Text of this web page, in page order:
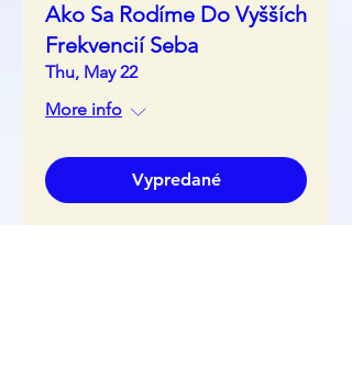
Ako Sa Rodíme Do Vyšších
Frekvencií Seba
Thu, May 22
More info
Vypredané